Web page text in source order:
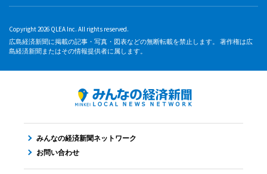
Copyright 2026 QLEA Inc. All rights reserved.
広島経済新聞に掲載の記事・写真・図表などの無断転載を禁止します。 著作権は広
島経済新聞またはその情報提供者に属します。
みんなの経済新聞ネットワーク
お問い合わせ